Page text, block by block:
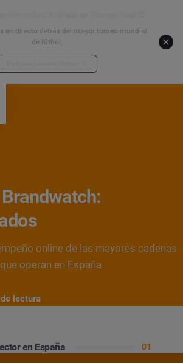
en directo detrás del mayor torneo mundial
de fútbol.
online de las mayores cadenas
operan en España
lectura
en España 01